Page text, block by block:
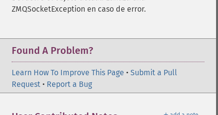
ZMQSocketException en caso de error.
Found A Problem?
Learn How To Improve This Page • Submit a Pull
Request • Report a Bug